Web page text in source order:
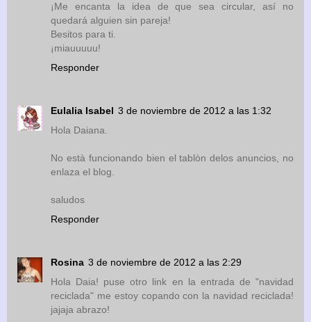
¡Me encanta la idea de que sea circular, así no
quedará alguien sin pareja!
Besitos para ti.
¡miauuuuu!
Responder
Eulalia Isabel 3 de noviembre de 2012 a las 1:32
Hola Daiana.
No està funcionando bien el tablòn delos anuncios, no
enlaza el blog.
saludos
Responder
Rosina 3 de noviembre de 2012 a las 2:29
Hola Daia! puse otro link en la entrada de "navidad
reciclada" me estoy copando con la navidad reciclada!
jajaja abrazo!